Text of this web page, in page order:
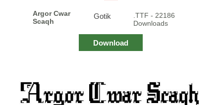
Argor Cwar
Scaqh
Gotik
.TTF - 22186
Downloads
Download